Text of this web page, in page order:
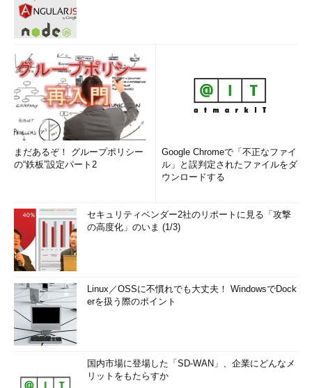
まだあるぞ！ グループポリシー
の“鉄板”設定パート2
Google Chromeで「不正なファイ
ル」と誤判定されたファイルをダ
ウンロードする
セキュリティベンダー2社のリポートに見る「攻撃
の高度化」のいま (1/3)
Linux／OSSに不慣れでも大丈夫！ WindowsでDock
erを扱う際のポイント
国内市場に登場した「SD-WAN」、企業にどんなメ
リットをもたらすか